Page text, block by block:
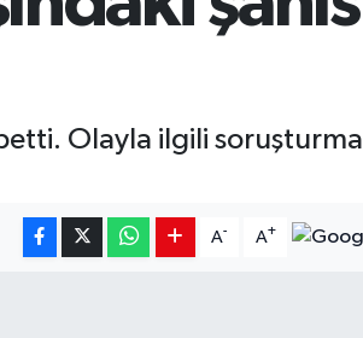
Olayla ilgili soruşturma
A- A+